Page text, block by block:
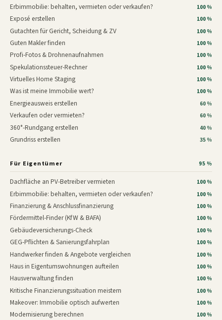
Erbimmobilie: behalten, vermieten oder verkaufen? 100 %
Exposé erstellen 100 %
Gutachten für Gericht, Scheidung & ZV 100 %
Guten Makler finden 100 %
Profi-Fotos & Drohnenaufnahmen 100 %
Spekulationssteuer-Rechner 100 %
Virtuelles Home Staging 100 %
Was ist meine Immobilie wert? 100 %
Energieausweis erstellen 60 %
Verkaufen oder vermieten? 60 %
360°-Rundgang erstellen 40 %
Grundriss erstellen 35 %
Für Eigentümer 95 %
Dachfläche an PV-Betreiber vermieten 100 %
Erbimmobilie: behalten, vermieten oder verkaufen? 100 %
Finanzierung & Anschlussfinanzierung 100 %
Fördermittel-Finder (KfW & BAFA) 100 %
Gebäudeversicherungs-Check 100 %
GEG-Pflichten & Sanierungsfahrplan 100 %
Handwerker finden & Angebote vergleichen 100 %
Haus in Eigentumswohnungen aufteilen 100 %
Hausverwaltung finden 100 %
Kritische Finanzierungssituation meistern 100 %
Makeover: Immobilie optisch aufwerten 100 %
Modernisierung berechnen 100 %